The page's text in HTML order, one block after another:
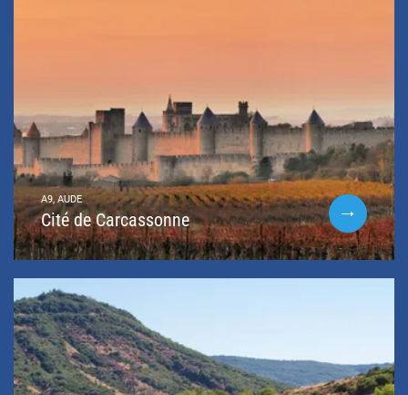
A9, AUDE
Cité de Carcassonne